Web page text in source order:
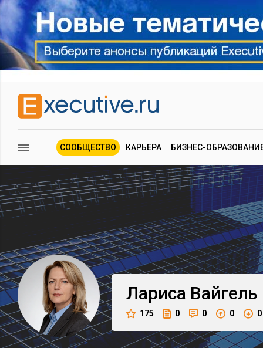
СООБЩЕСТВО КАРЬЕРА БИЗНЕС-
Лариса Вайгель
175 0 0 0 0